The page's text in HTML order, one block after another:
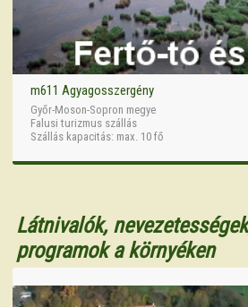
m611 Agyagosszergény
Győr-Moson-Sopron megye
Falusi turizmus szállás
Szállás kapacitás: max. 10 fő
Látnivalók,
programok a környéken